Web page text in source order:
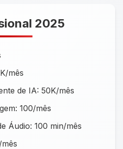
2025
mês
de IA: 50K/mês
100/mês
Áudio: 100 min/mês